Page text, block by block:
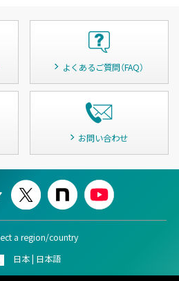
よくあるご質問（FAQ）
お問い合わせ
a region/country
日本 | 日本語